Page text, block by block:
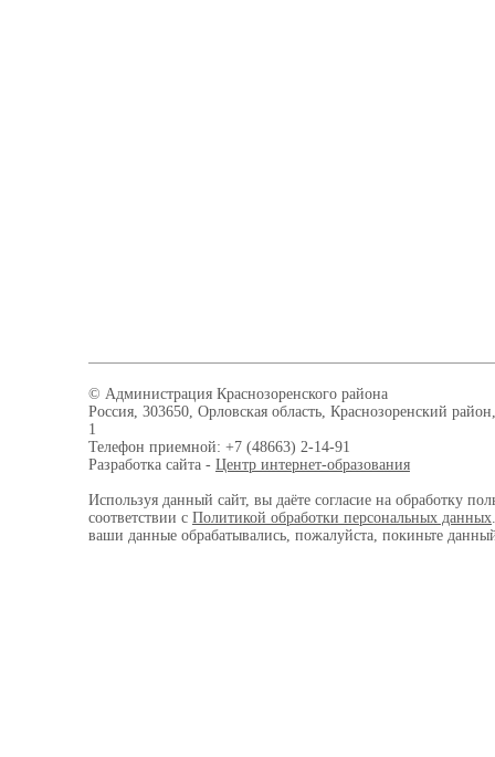
© Администрация Краснозоренского района
Россия, 303650, Орловская область, Краснозоренский
1
Телефон приемной: +7 (48663) 2-14-91
Разработка сайта - Центр интернет-образования
Используя данный сайт, вы даёте согласие на обработку
соответствии с Политикой обработки персональных данных
ваши данные обрабатывались, пожалуйста, покиньте